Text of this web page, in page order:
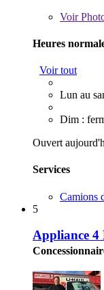
Voir
Heures
Voir tout
Lun au
Dim :
Ouvert
Services
Camions
5
Appliance 4